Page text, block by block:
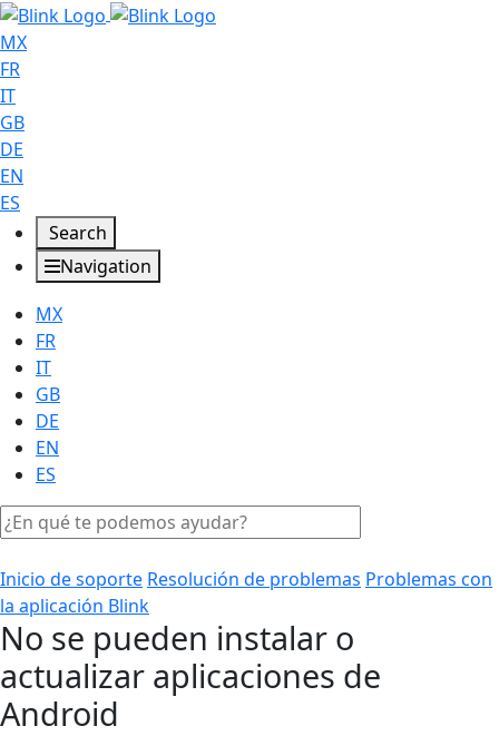
MX
FR
IT
GB
DE
EN
ES
Search
Navigation
MX
FR
IT
GB
DE
EN
ES
Inicio de soporte Resolución de problemas Problemas con
la aplicación Blink
No se pueden instalar o
actualizar aplicaciones de
Android